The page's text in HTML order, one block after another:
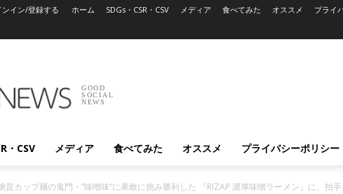
ンイン/登録する ホーム SDGs・CSR・CSV メディア 食べてみた オススメ プライ
GOOD
SOCIAL
NEWS
・CSV メディア 食べてみた オススメ プライバシーポリシー
質カップ麺の鬼門・”味噌味”に果敢に挑み勝利した 『RIZAP 濃厚味噌ラーメン』に、拍手